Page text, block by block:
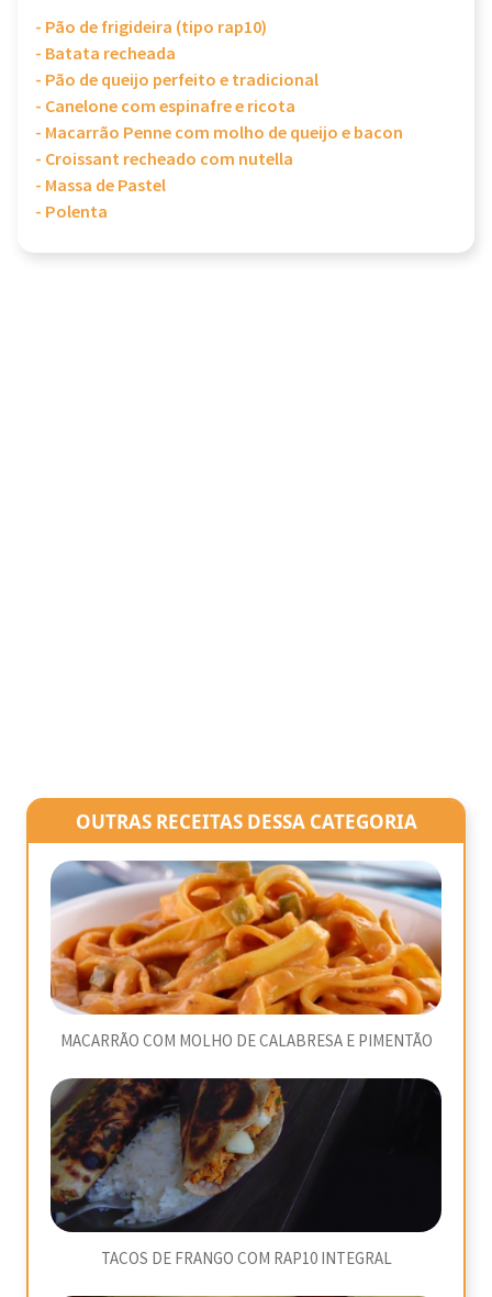
- Pão de frigideira (tipo rap10)
- Batata recheada
- Pão de queijo perfeito e tradicional
- Canelone com espinafre e ricota
- Macarrão Penne com molho de queijo e bacon
- Croissant recheado com nutella
- Massa de Pastel
- Polenta
OUTRAS RECEITAS DESSA CATEGORIA
MACARRÃO COM MOLHO DE CALABRESA E PIMENTÃO
TACOS DE FRANGO COM RAP10 INTEGRAL